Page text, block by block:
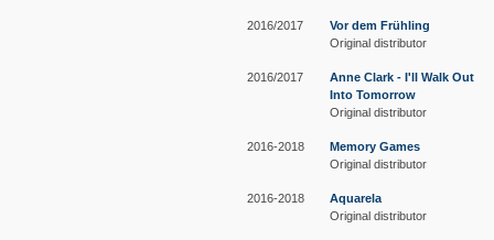
2016/2017
Vor dem Frühling
Original distributor
2016/2017
Anne Clark - I'll Walk Out
Into Tomorrow
Original distributor
2016-2018
Memory Games
Original distributor
2016-2018
Aquarela
Original distributor